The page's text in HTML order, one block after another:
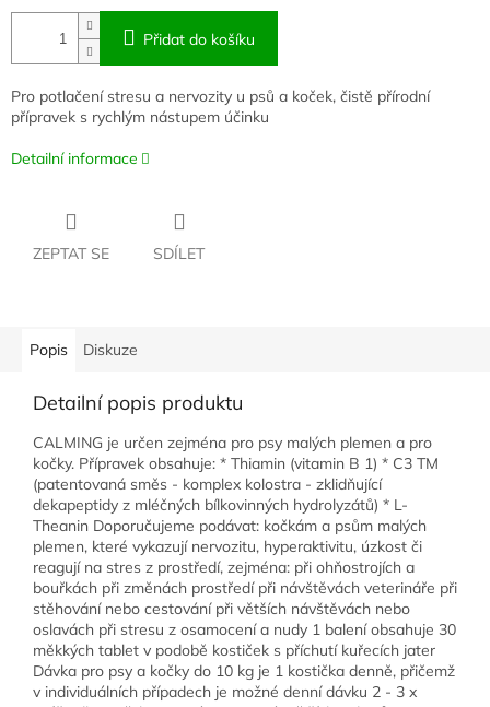
Přidat do košíku
Pro potlačení stresu a nervozity u psů a koček, čistě přírodní
přípravek s rychlým nástupem účinku
Detailní informace
ZEPTAT SE SDÍLET
Popis Diskuze
Detailní popis produktu
CALMING je určen zejména pro psy malých plemen a pro
kočky. Přípravek obsahuje: * Thiamin (vitamin B 1) * C3 TM
(patentovaná směs - komplex kolostra - zklidňující
dekapeptidy z mléčných bílkovinných hydrolyzátů) * L-
Theanin Doporučujeme podávat: kočkám a psům malých
plemen, které vykazují nervozitu, hyperaktivitu, úzkost či
reagují na stres z prostředí, zejména: při ohňostrojích a
bouřkách při změnách prostředí při návštěvách veterináře při
stěhování nebo cestování při větších návštěvách nebo
oslavách při stresu z osamocení a nudy 1 balení obsahuje 30
měkkých tablet v podobě kostiček s příchutí kuřecích jater
Dávka pro psy a kočky do 10 kg je 1 kostička denně, přičemž
v individuálních případech je možné denní dávku 2 - 3 x